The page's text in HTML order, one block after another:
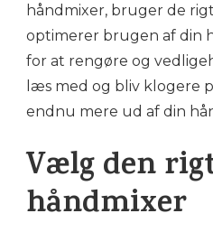
håndmixer, bruger de
optimerer brugen af din
for at rengøre og
læs med og bliv klogere
endnu mere ud af din
Vælg den
håndmixer